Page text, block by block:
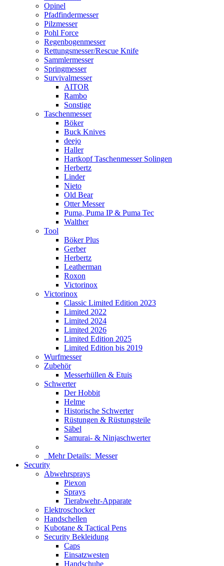
Opinel
Pfadfindermesser
Pilzmesser
Pohl Force
Regenbogenmesser
Rettungsmesser/Rescue Knife
Sammlermesser
Springmesser
Survivalmesser
AITOR
Rambo
Sonstige
Taschenmesser
Böker
Buck Knives
deejo
Haller
Hartkopf Taschenmesser Solingen
Herbertz
Linder
Nieto
Old Bear
Otter Messer
Puma, Puma IP & Puma Tec
Walther
Tool
Böker Plus
Gerber
Herbertz
Leatherman
Roxon
Victorinox
Victorinox
Classic Limited Edition 2023
Limited 2022
Limited 2024
Limited 2026
Limited Edition 2025
Limited Edition bis 2019
Wurfmesser
Zubehör
Messerhüllen & Etuis
Schwerter
Der Hobbit
Helme
Historische Schwerter
Rüstungen & Rüstungsteile
Säbel
Samurai- & Ninjaschwerter
Mehr Details: Messer
Security
Abwehrsprays
Piexon
Sprays
Tierabwehr-Apparate
Elektroschocker
Handschellen
Kubotane & Tactical Pens
Security Bekleidung
Caps
Einsatzwesten
Handschuhe